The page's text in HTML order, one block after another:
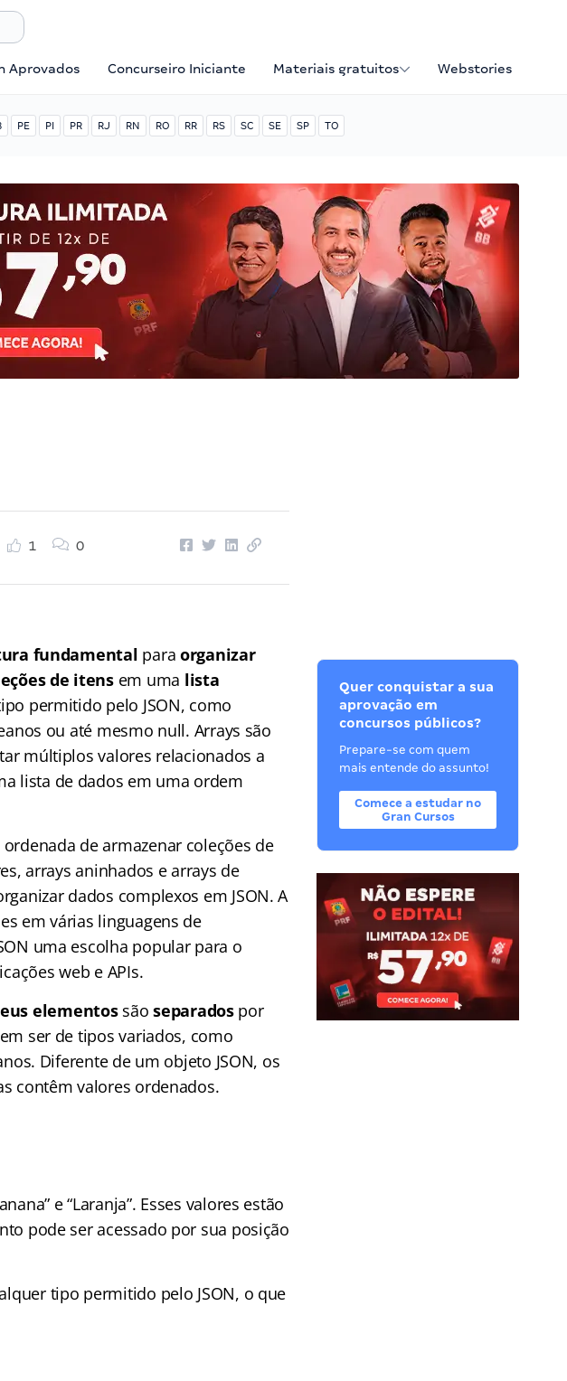
Aprovados Concurseiro Iniciante Materiais gratuitos Webstories
PE PI PR RJ RN RO RR RS SC SE SP TO
1 0
fundamental para organizar
de itensem uma lista
permitido pelo JSON, como
ou até mesmo null. Arrays são
múltiplos valores relacionados a
lista de dados em uma ordem
de armazenar coleções de
arrays aninhados e arrays de
dados complexos em JSON. A
em várias linguagens de
uma escolha popular para o
web e APIs.
elementossãoseparadospor
ser de tipos variados, como
Diferente de um objeto JSON, os
contêm valores ordenados.
e “Laranja”. Esses valores estão
pode ser acessado por sua posição
tipo permitido pelo JSON, o que
Quer conquistar a sua
aprovação em
concursos públicos?
Prepare-se com quem
mais entende do assunto!
Comece a estudar no
Gran Cursos